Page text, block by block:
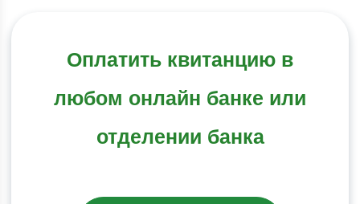
Оплатить квитанцию в
любом онлайн банке или
отделении банка